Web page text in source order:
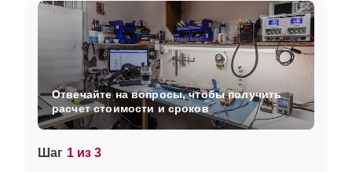
Шаг 1 из 3
Отвечайте на вопросы, чтобы получить
расчет стоимости и сроков